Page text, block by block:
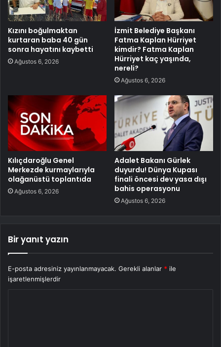
Kızını boğulmaktan
kurtaran baba 40 gün
sonra hayatını kaybetti
Ağustos 6, 2026
İzmit Belediye Başkanı
Fatma Kaplan Hürriyet
kimdir? Fatma Kaplan
Hürriyet kaç yaşında,
nereli?
Ağustos 6, 2026
Kılıçdaroğlu Genel
Merkezde kurmaylarıyla
olağanüstü toplantıda
Ağustos 6, 2026
Adalet Bakanı Gürlek
duyurdu! Dünya Kupası
finali öncesi dev yasa dışı
bahis operasyonu
Ağustos 6, 2026
Bir yanıt yazın
E-posta adresiniz yayınlanmayacak. Gerekli alanlar * ile
işaretlenmişlerdir